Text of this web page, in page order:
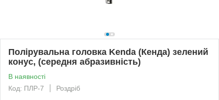
Полірувальна головка Kenda (Кенда) зелений
конус, (середня абразивність)
В наявності
Код: ПЛР-7
Роздріб